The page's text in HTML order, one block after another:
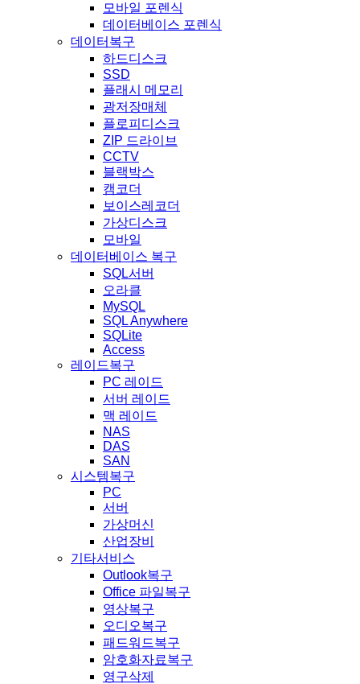
모바일 포렌식
데이터베이스 포렌식
데이터복구
하드디스크
SSD
플래시 메모리
광저장매체
플로피디스크
ZIP 드라이브
CCTV
블랙박스
캠코더
보이스레코더
가상디스크
모바일
데이터베이스 복구
SQL서버
오라클
MySQL
SQL Anywhere
SQLite
Access
레이드복구
PC 레이드
서버 레이드
맥 레이드
NAS
DAS
SAN
시스템복구
PC
서버
가상머신
산업장비
기타서비스
Outlook복구
Office 파일복구
영상복구
오디오복구
패드워드복구
암호화자료복구
영구삭제